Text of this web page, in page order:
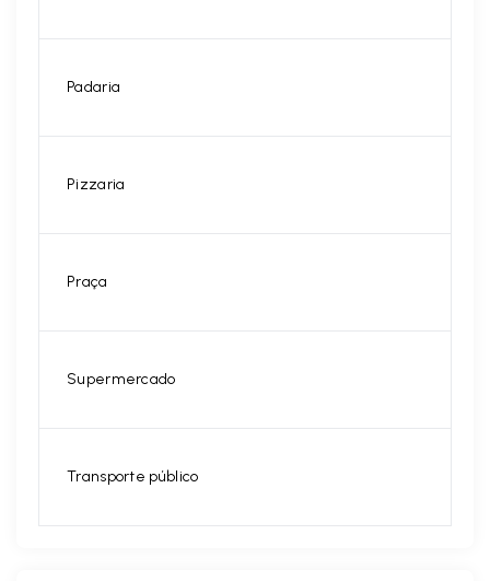
Padaria
Pizzaria
Praça
Supermercado
Transporte público